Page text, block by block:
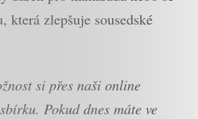
zlepšuje sousedské
si přes naši online
Pokud dnes máte ve